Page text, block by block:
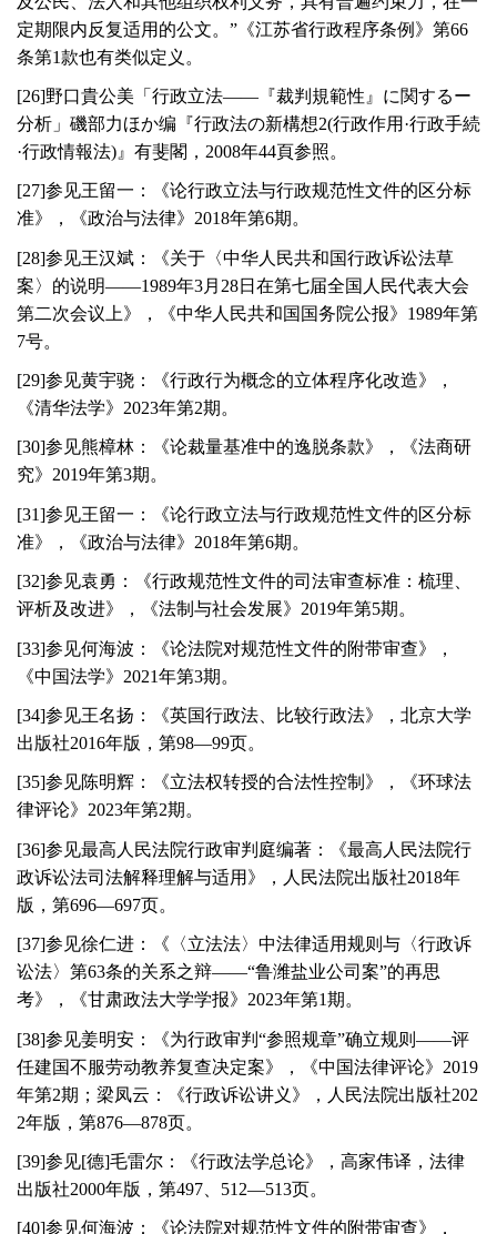
定期限内反复适用的公文。”《江苏省行政程序条例》第66
条第1款也有类似定义。
[26]野口貴公美「行政立法——『裁判規範性』に関するー
分析」磯部力ほか编『行政法の新構想2(行政作用·行政手続
·行政情報法)』有斐閣， 2008年44頁参照。
[27]参见王留一：《论行政立法与行政规范性文件的区分标
准》，《政治与法律》 2018年第6期。
[28]参见王汉斌：《关于〈中华人民共和国行政诉讼法草
案〉的说明——1989年3月 28日在第七届全国人民代表大会
第二次会议上》，《中华人民共和国国务院公报》 1989年第
7号。
[29]参见黄宇骁：《行政行为概念的立体程序化改造》，
《清华法学》 2023年第2期。
[30]参见熊樟林：《论裁量基准中的逸脱条款》，《法商研
究》 2019年第3期。
[31]参见王留一：《论行政立法与行政规范性文件的区分标
准》，《政治与法律》 2018年第6期。
[32]参见袁勇：《行政规范性文件的司法审查标准：梳理、
评析及改进》，《法制与社会发展》 2019年第5期。
[33]参见何海波：《论法院对规范性文件的附带审查》，
《中国法学》 2021年第3期。
[34]参见王名扬：《英国行政法、比较行政法》，北京大学
出版社2016年版，第98—99页。
[35]参见陈明辉：《立法权转授的合法性控制》，《环球法
律评论》 2023年第2期。
[36]参见最高人民法院行政审判庭编著：《最高人民法院行
政诉讼法司法解释理解与适用》，人民法院出版社2018年
版，第696—697页。
[37]参见徐仁进：《〈立法法〉中法律适用规则与〈行政诉
讼法〉第63条的关系之辩——“鲁潍盐业公司案”的再思
考》，《甘肃政法大学学报》 2023年第1期。
[38]参见姜明安：《为行政审判“参照规章”确立规则——评
任建国不服劳动教养复查决定案》，《中国法律评论》 2019
年第2期；梁凤云：《行政诉讼讲义》，人民法院出版社202
2年版，第876—878页。
[39]参见[德]毛雷尔：《行政法学总论》，高家伟译，法律
出版社2000年版，第497 512—513页。
[40]参见何海波：《论法院对规范性文件的附带审查》，